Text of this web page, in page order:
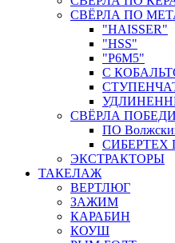
СВЁРЛА ПО
"HAISSER"
"HSS"
"Р6М5"
С
СВЁРЛА
ПО
СИБЕРТЕХ
ЭКСТРАКТОРЫ
ТАКЕЛАЖ
ВЕРТЛЮГ
ЗАЖИМ
КАРАБИН
КОУШ